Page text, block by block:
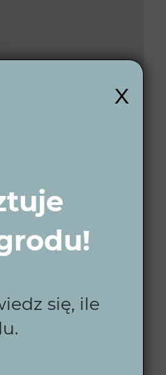
x
się, ile